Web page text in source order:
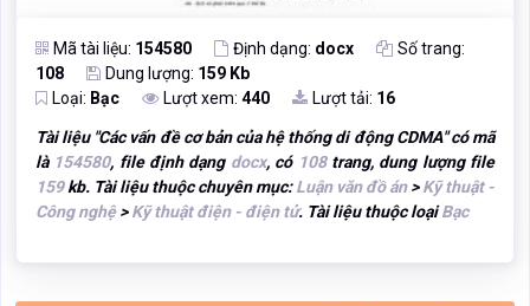
Mã tài liệu: 154580 Định dạng: docx
Số trang:
108
Dung lượng: 159 Kb
Loại: Bạc Lượt xem: 440 Lượt tải: 16
Tài liệu "Các vấn đề cơ bản của hệ thống di động CDMA" có mã
là 154580, file định dạng docx, có 108trang, dung lượng file
159kb. Tài liệu thuộc chuyên mục:Luận văn đồ án>Kỹ thuật -
Công nghệ>Kỹ thuật điện - điện tử. Tài liệu thuộc loạiBạc